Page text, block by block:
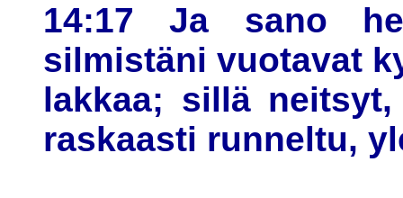
14:17 Ja sano
silmistäni vuotavat
lakkaa; sillä
raskaasti runneltu,